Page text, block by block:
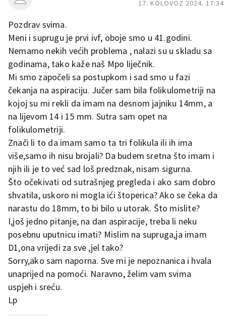
17. KOLOVOZ 2024. 17:34
Pozdrav svima.
Meni i suprugu je prvi ivf, oboje smo u 41.godini.
Nemamo nekih većih problema , nalazi su u skladu sa
godinama, tako kaže naš Mpo liječnik.
Mi smo započeli sa postupkom i sad smo u fazi
čekanja na aspiraciju. Jučer sam bila folikulometriji na
kojoj su mi rekli da imam na desnom jajniku 14mm, a
na lijevom 14 i 15 mm. Sutra sam opet na
folikulometriji.
Znači li to da imam samo ta tri folikula ili ih ima
više,samo ih nisu brojali? Da budem sretna što imam i
njih ili je to već sad loš predznak, nisam sigurna.
Što očekivati od sutrašnjeg pregleda i ako sam dobro
shvatila, uskoro ni mogla ići štoperica? Ako se čeka da
narastu do 18mm, to bi bilo u utorak. Što mislite?
I,još jedno pitanje, na dan aspiracije, treba li neku
posebnu uputnicu imati? Mislim na supruga,ja imam
D1,ona vrijedi za sve ,jel tako?
Sorry,ako sam naporna. Sve mi je nepoznanica i hvala
unaprijed na pomoći. Naravno, želim vam svima
uspjeh i sreću.
Lp